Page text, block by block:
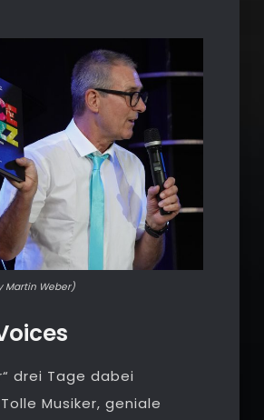
Martin Weber)
drei Tage dabei
Musiker, geniale